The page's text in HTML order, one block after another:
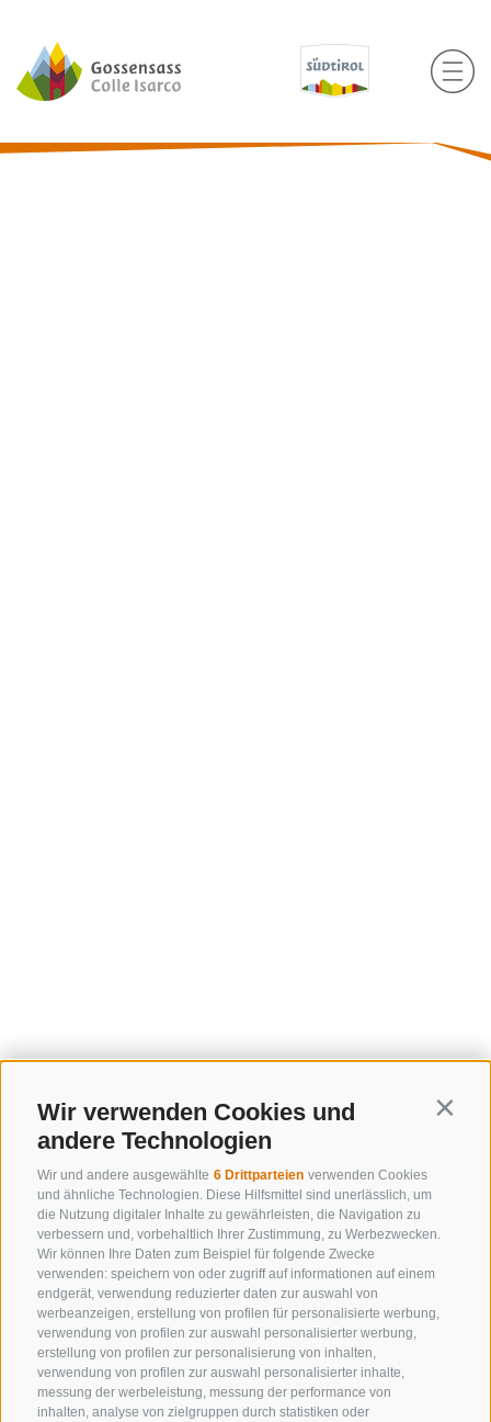
Wir verwenden Cookies und
andere Technologien
Wir und andere ausgewählte 6 Drittparteien verwenden Cookies
und ähnliche Technologien. Diese Hilfsmittel sind unerlässlich, um
die Nutzung digitaler Inhalte zu gewährleisten, die Navigation zu
verbessern und, vorbehaltlich Ihrer Zustimmung, zu Werbezwecken.
Wir können Ihre Daten zum Beispiel für folgende Zwecke
verwenden: speichern von oder zugriff auf informationen auf einem
endgerät, verwendung reduzierter daten zur auswahl von
werbeanzeigen, erstellung von profilen für personalisierte werbung,
verwendung von profilen zur auswahl personalisierter werbung,
erstellung von profilen zur personalisierung von inhalten,
verwendung von profilen zur auswahl personalisierter inhalte,
messung der werbeleistung, messung der performance von
inhalten, analyse von zielgruppen durch statistiken oder
Home Entdecke Gossensass Highlight-Events